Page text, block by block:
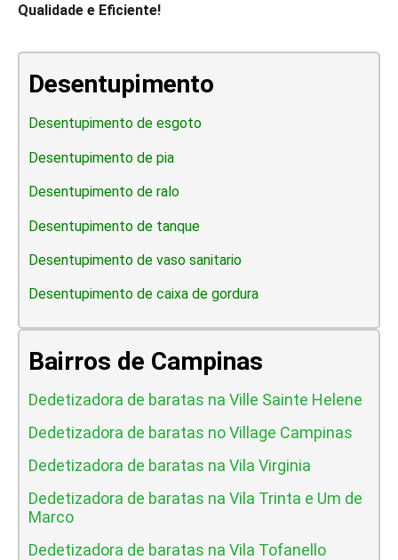
Qualidade e Eficiente!
Desentupimento
Desentupimento de esgoto
Desentupimento de pia
Desentupimento de ralo
Desentupimento de tanque
Desentupimento de vaso sanitario
Desentupimento de caixa de gordura
Bairros de Campinas
Dedetizadora de baratas na Ville Sainte Helene
Dedetizadora de baratas no Village Campinas
Dedetizadora de baratas na Vila Virginia
Dedetizadora de baratas na Vila Trinta e Um de
Marco
Dedetizadora de baratas na Vila Tofanello